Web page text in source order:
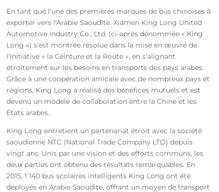
En tant que l'une des premières marques de bus chinoises à
exporter vers l'Arabie Saoudite, Xiamen King Long United
Automotive Industry Co., Ltd. (ci-après dénommée « King
Long ») s'est montrée résolue dans la mise en œuvre de
l'Initiative « la Ceinture et la Route », en s'alignant
étroitement sur les besoins en transports des pays arabes.
Grâce à une coopération amicale avec de nombreux pays et
régions, King Long a réalisé des bénéfices mutuels et est
devenu un modèle de collaboration entre la Chine et les
États arabes.
King Long entretient un partenariat étroit avec la société
saoudienne NTC (National Trade Company LTD) depuis
vingt ans. Unis par une vision et des efforts communs, les
deux parties ont obtenu des résultats remarquables. En
2015, 1 140 bus scolaires intelligents King Long ont été
déployés en Arabie Saoudite, offrant un moyen de transport